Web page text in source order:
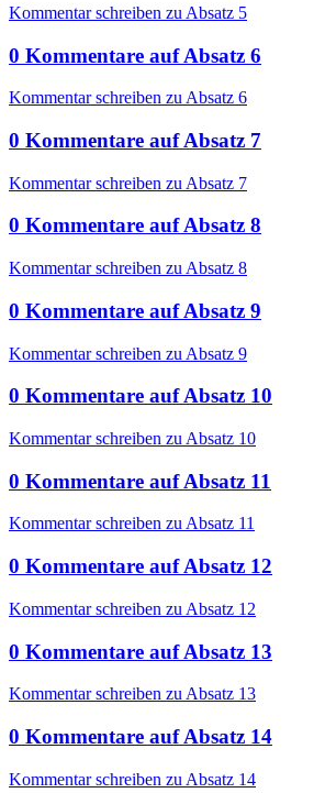
Kommentar schreiben zu Absatz 5
0 Kommentare aufAbsatz 6
Kommentar schreiben zu Absatz 6
0 Kommentare aufAbsatz 7
Kommentar schreiben zu Absatz 7
0 Kommentare aufAbsatz 8
Kommentar schreiben zu Absatz 8
0 Kommentare aufAbsatz 9
Kommentar schreiben zu Absatz 9
0 Kommentare aufAbsatz 10
Kommentar schreiben zu Absatz 10
0 Kommentare aufAbsatz 11
Kommentar schreiben zu Absatz 11
0 Kommentare aufAbsatz 12
Kommentar schreiben zu Absatz 12
0 Kommentare aufAbsatz 13
Kommentar schreiben zu Absatz 13
0 Kommentare aufAbsatz 14
Kommentar schreiben zu Absatz 14